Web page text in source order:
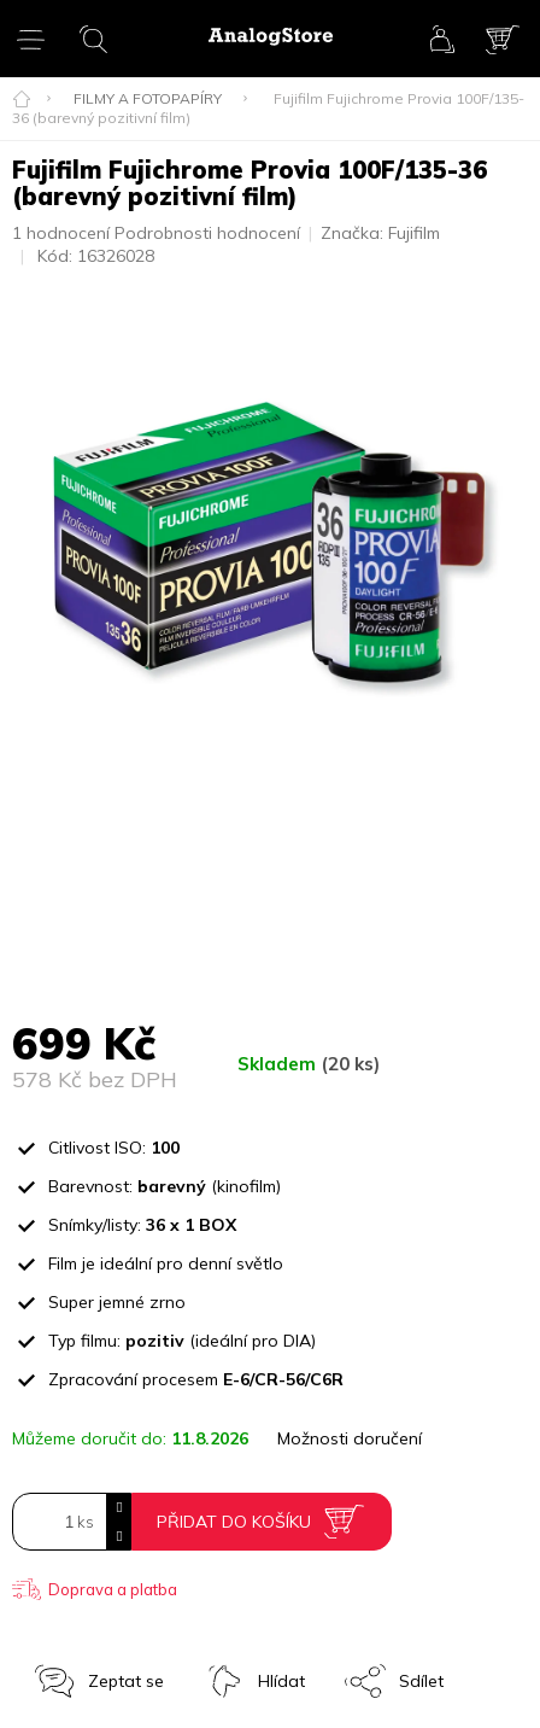
obsah
FILMY A FOTOPAPÍRY
Fujifilm Fujichrome Provia 100F/135-
36 (barevný pozitivní film)
Fujifilm Fujichrome Provia 100F/135-36
(barevný pozitivní film)
Průměrné
hodnocení
1 hodnocení Podrobnosti hodnocení Značka: Fujifilm
Kód: 16326028
699 Kč
578 Kč bez DPH
cena:
Skladem (20 ks)
Můžeme doručit do: 11.8.2026 Možnosti doručení
PŘIDAT DO KOŠÍKU
Citlivost ISO: 100
Barevnost: barevný (kinofilm)
Snímky/listy: 36 x 1 BOX
Film je ideální pro denní světlo
Super jemné zrno
Typ filmu: pozitiv (ideální pro DIA)
Zpracování procesem E-6/CR-56/C6R
Doprava a platba
Zeptat se Hlídat Sdílet